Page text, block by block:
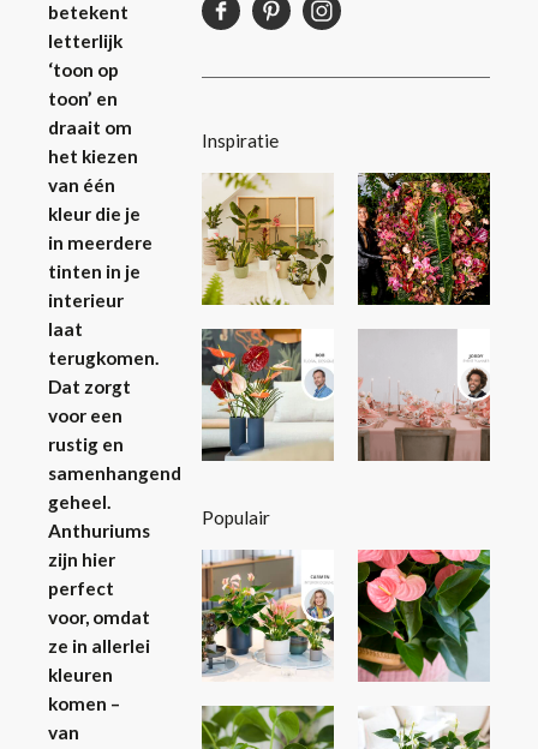
betekent
letterlijk
‘toon op
toon’ en
draait om
het kiezen
van één
kleur die je
in meerdere
tinten in je
interieur
laat
terugkomen.
Dat zorgt
voor een
rustig en
samenhangend
geheel.
Anthuriums
zijn hier
perfect
voor, omdat
ze in allerlei
kleuren
komen –
van
Inspiratie
Populair